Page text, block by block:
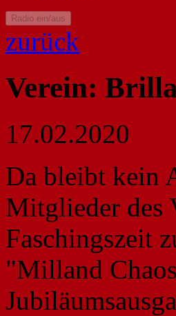
Radio ein/aus
zurück
Verein:
17.02.2020
Da bleibt kein
Mitglieder des
Faschingszeit
"Milland